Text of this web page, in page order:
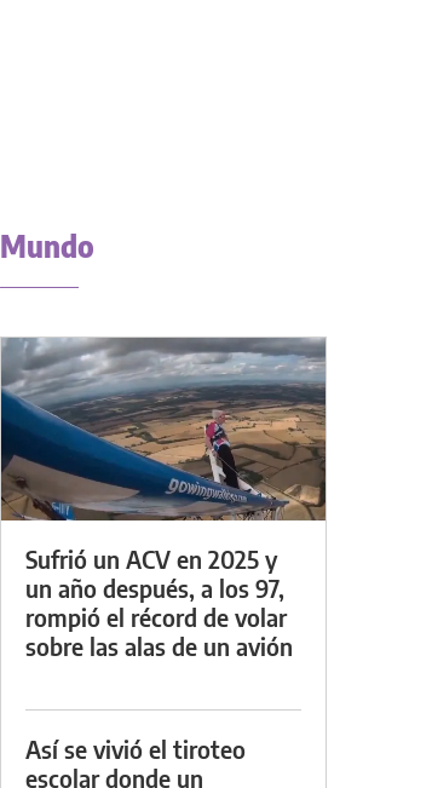
Mundo
Sufrió un ACV en 2025 y
un año después, a los 97,
rompió el récord de volar
sobre las alas de un avión
Así se vivió el tiroteo
escolar donde un